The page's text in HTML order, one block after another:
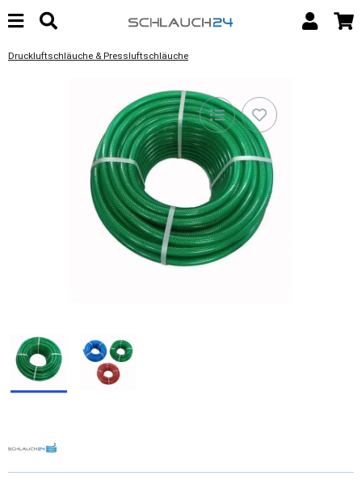
Druckluftschläuche & Pressluftschläuche